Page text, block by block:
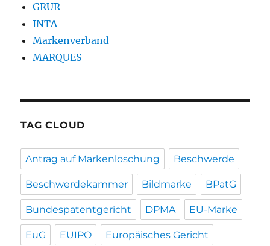
GRUR
INTA
Markenverband
MARQUES
TAG CLOUD
Antrag auf Markenlöschung Beschwerde
Beschwerdekammer Bildmarke BPatG
Bundespatentgericht DPMA EU-Marke
EuG EUIPO Europäisches Gericht